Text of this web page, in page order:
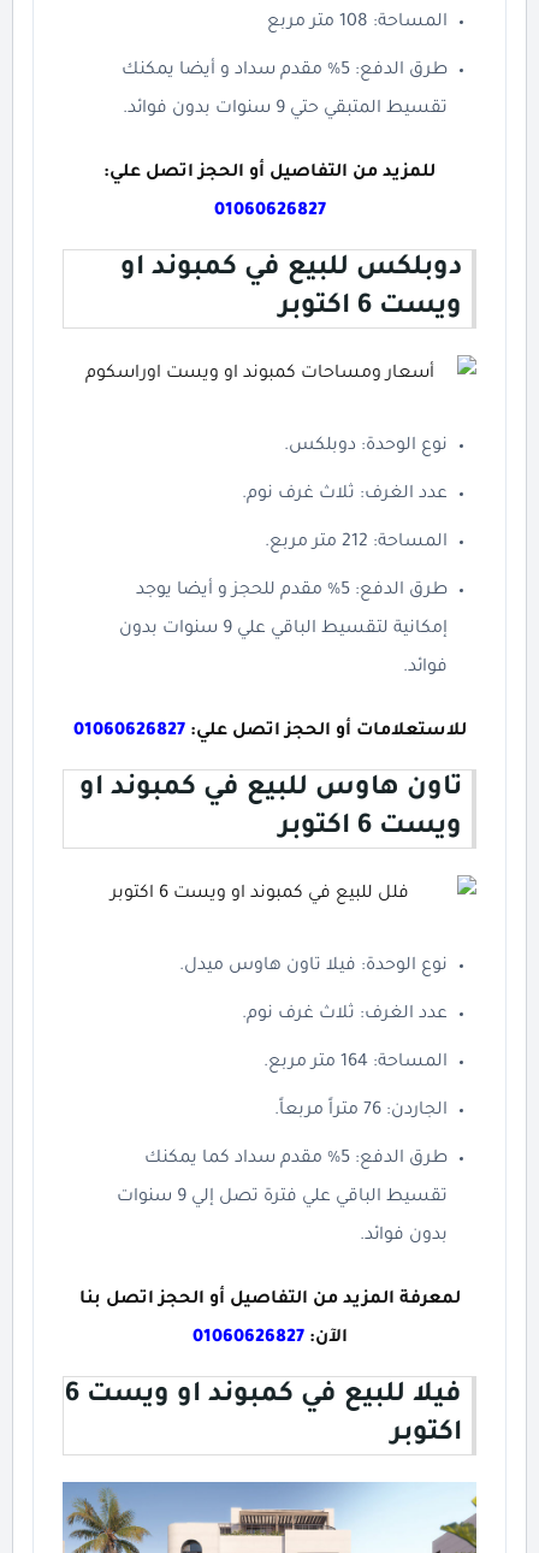
المساحة: 108 متر مربع
طرق الدفع: 5% مقدم سداد و أيضا يمكنك
تقسيط المتبقي حتي 9 سنوات بدون فوائد.
للمزيد من التفاصيل أو الحجز اتصل علي:
01060626827
دوبلكس للبيع في كمبوند او
ويست 6 اكتوبر
نوع الوحدة: دوبلكس.
عدد الغرف: ثلاث غرف نوم.
المساحة: 212 متر مربع.
طرق الدفع: 5% مقدم للحجز و أيضا يوجد
إمكانية لتقسيط الباقي علي 9 سنوات بدون
فوائد.
للاستعلامات أو الحجز اتصل علي:01060626827
تاون هاوس للبيع في كمبوند او
ويست 6 اكتوبر
نوع الوحدة: فيلا تاون هاوس ميدل.
عدد الغرف: ثلاث غرف نوم.
المساحة: 164 متر مربع.
الجاردن: 76 متراً مربعاً.
طرق الدفع: 5% مقدم سداد كما يمكنك
تقسيط الباقي علي فترة تصل إلي 9 سنوات
بدون فوائد.
لمعرفة المزيد من التفاصيل أو الحجز اتصل بنا
الآن:01060626827
فيلا للبيع في كمبوند او ويست 6
اكتوبر